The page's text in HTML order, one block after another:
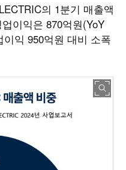
의 1분기 매출액
이익은 870억원(YoY
익 950억원 대비 소폭